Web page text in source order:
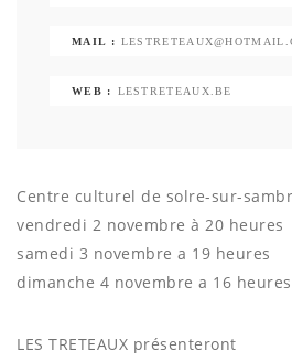
MAIL :
WEB : LESTRETEAUX.BE
Centre culturel de solre-sur-
vendredi 2 novembre à 20 heures
samedi 3 novembre a 19 heures
dimanche 4 novembre a 16 heures
LES TRETEAUX présenteront